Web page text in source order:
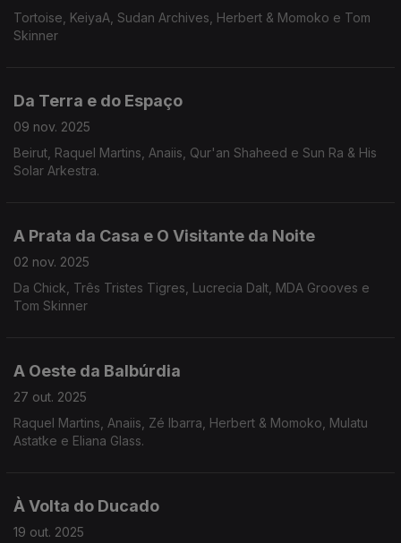
Tortoise, KeiyaA, Sudan Archives, Herbert & Momoko e Tom
Skinner
Da Terra e do Espaço
09 nov. 2025
Beirut, Raquel Martins, Anaiis, Qur'an Shaheed e Sun Ra & His
Solar Arkestra.
A Prata da Casa e O Visitante da Noite
02 nov. 2025
Da Chick, Três Tristes Tigres, Lucrecia Dalt, MDA Grooves e
Tom Skinner
A Oeste da Balbúrdia
27 out. 2025
Raquel Martins, Anaiis, Zé Ibarra, Herbert & Momoko, Mulatu
Astatke e Eliana Glass.
À Volta do Ducado
19 out. 2025